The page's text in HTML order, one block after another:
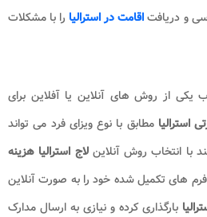
و دریافتاقامت در استرالیا را با مشکلات
یکی از روش های آنلاین یا آفلاین برای
استرالیا مطابق با نوع ویزای فرد می تواند
با انتخاب روش آنلاینلاج استرالیا هزینه
‌های تکمیل شده خود را به صورت آنلاین
بارگذاری کرده و نیازی به ارسال مدارک